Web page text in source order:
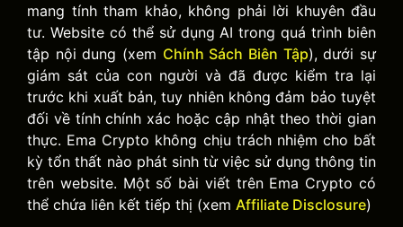
mang tính tham khảo, không phải lời khuyên đầu
tư. Website có thể sử dụng AI trong quá trình biên
tập nội dung (xem Chính Sách Biên Tập), dưới sự
giám sát của con người và đã được kiểm tra lại
trước khi xuất bản, tuy nhiên không đảm bảo tuyệt
đối về tính chính xác hoặc cập nhật theo thời gian
thực. Ema Crypto không chịu trách nhiệm cho bất
kỳ tổn thất nào phát sinh từ việc sử dụng thông tin
trên website. Một số bài viết trên Ema Crypto có
thể chứa liên kết tiếp thị (xem Affiliate Disclosure)